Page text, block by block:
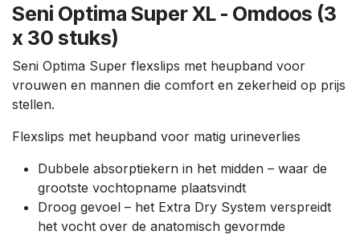
Seni Optima Super XL - Omdoos (3
x 30 stuks)
Seni Optima Super flexslips met heupband voor
vrouwen en mannen die comfort en zekerheid op prijs
stellen.
Flexslips met heupband voor matig urineverlies
Dubbele absorptiekern in het midden – waar de
grootste vochtopname plaatsvindt
Droog gevoel – het Extra Dry System verspreidt
het vocht over de anatomisch gevormde